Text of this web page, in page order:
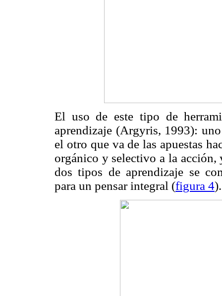
El uso de este tipo de
aprendizaje (Argyris, 1993):
el otro que va de las apuestas
orgánico y selectivo a la acción,
dos tipos de aprendizaje se
para un pensar integral (figura 4).